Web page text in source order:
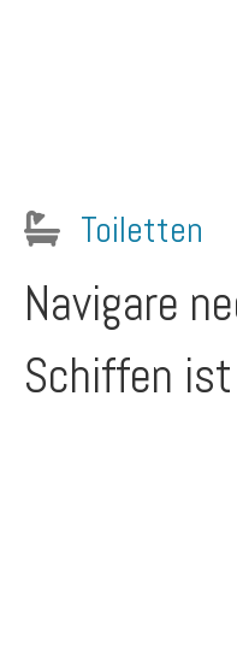
Toiletten
Navigare
Schiffen